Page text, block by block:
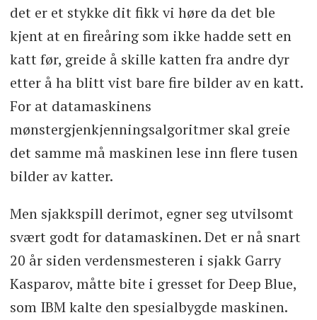
det er et stykke dit fikk vi høre da det ble
kjent at en fireåring som ikke hadde sett en
katt før, greide å skille katten fra andre dyr
etter å ha blitt vist bare fire bilder av en katt.
For at datamaskinens
mønstergjenkjenningsalgoritmer skal greie
det samme må maskinen lese inn flere tusen
bilder av katter.
Men sjakkspill derimot, egner seg utvilsomt
svært godt for datamaskinen. Det er nå snart
20 år siden verdensmesteren i sjakk Garry
Kasparov, måtte bite i gresset for Deep Blue,
som IBM kalte den spesialbygde maskinen.